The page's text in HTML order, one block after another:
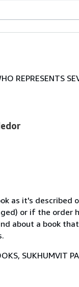
REPRESENTS
as it's described
or if the
about a book
SUKHUMVIT